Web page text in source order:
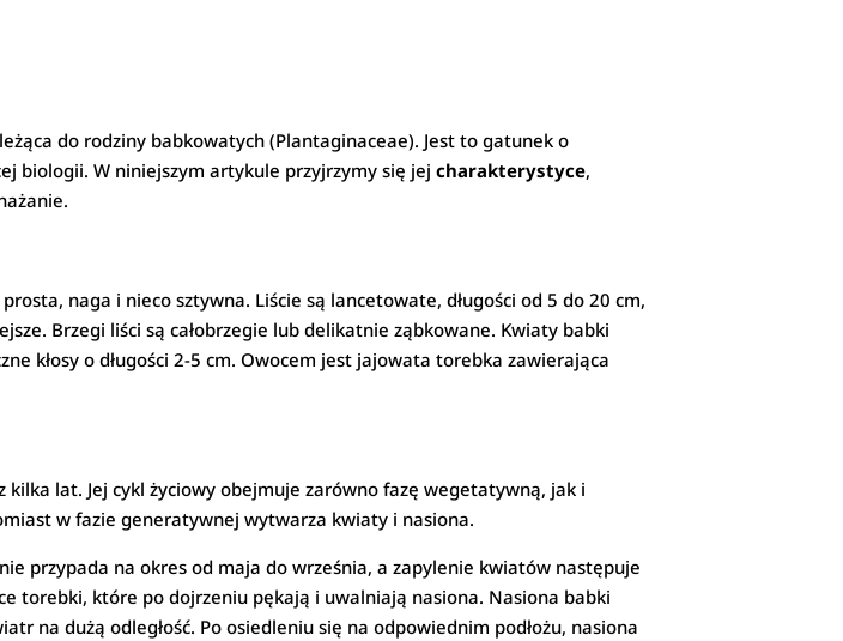
do rodziny babkowatych (Plantaginaceae). Jest to gatunek o
biologii. W niniejszym artykule przyjrzymy się jejcharakterystyce,
naga i nieco sztywna. Liście są lancetowate, długości od 5 do 20 cm,
Brzegi liści są całobrzegie lub delikatnie ząbkowane. Kwiaty babki
kłosy o długości 2-5 cm. Owocem jest jajowata torebka zawierająca
kilka lat. Jej cykl życiowy obejmuje zarówno fazę wegetatywną, jak i
w fazie generatywnej wytwarza kwiaty i nasiona.
przypada na okres od maja do września, a zapylenie kwiatów następuje
torebki, które po dojrzeniu pękają i uwalniają nasiona. Nasiona babki
na dużą odległość. Po osiedleniu się na odpowiednim podłożu, nasiona